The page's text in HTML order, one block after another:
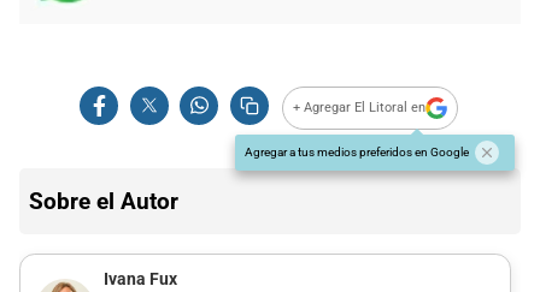
+ Agregar El Litoral en
Agregar a tus medios preferidos en Google
Sobre el Autor
Ivana Fux